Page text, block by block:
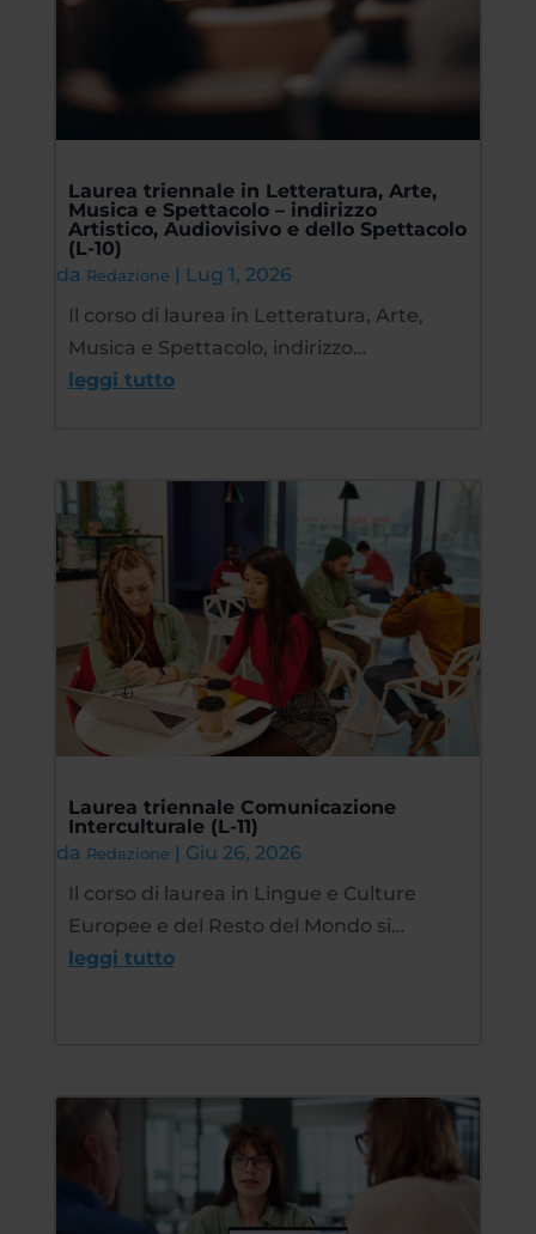
Laurea triennale in Letteratura, Arte,
Musica e Spettacolo – indirizzo
Artistico, Audiovisivo e dello Spettacolo
(L-10)
da Redazione | Lug 1, 2026
Il corso di laurea in Letteratura, Arte,
Musica e Spettacolo, indirizzo…
leggi tutto
Laurea triennale Comunicazione
Interculturale (L-11)
da Redazione | Giu 26, 2026
Il corso di laurea in Lingue e Culture
Europee e del Resto del Mondo si…
leggi tutto